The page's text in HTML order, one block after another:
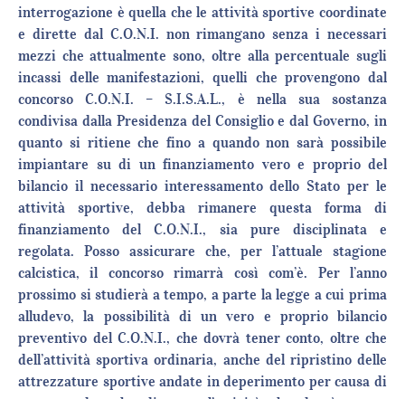
interrogazione è quella che le attività sportive coordinate
e dirette dal C.O.N.I. non rimangano senza i necessari
mezzi che attualmente sono, oltre alla percentuale sugli
incassi delle manifestazioni, quelli che provengono dal
concorso C.O.N.I. – S.I.S.A.L., è nella sua sostanza
condivisa dalla Presidenza del Consiglio e dal Governo, in
quanto si ritiene che fino a quando non sarà possibile
impiantare su di un finanziamento vero e proprio del
bilancio il necessario interessamento dello Stato per le
attività sportive, debba rimanere questa forma di
finanziamento del C.O.N.I., sia pure disciplinata e
regolata. Posso assicurare che, per l’attuale stagione
calcistica, il concorso rimarrà così com’è. Per l’anno
prossimo si studierà a tempo, a parte la legge a cui prima
alludevo, la possibilità di un vero e proprio bilancio
preventivo del C.O.N.I., che dovrà tener conto, oltre che
dell’attività sportiva ordinaria, anche del ripristino delle
attrezzature sportive andate in deperimento per causa di